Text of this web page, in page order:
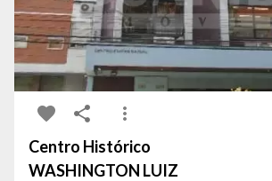
Centro Histórico
WASHINGTON LUIZ